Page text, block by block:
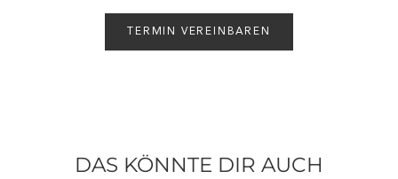
TERMIN VEREINBAREN
DAS KÖNNTE DIR AUCH